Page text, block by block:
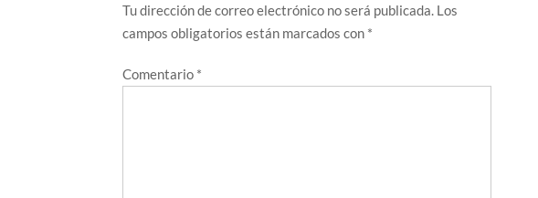
Tu dirección de correo electrónico no será publicada. Los
campos obligatorios están marcados con *
Comentario *